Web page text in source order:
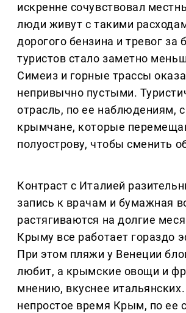
искренне сочувствовал
люди живут с такими
дорогого бензина и тревог за
туристов стало заметно
Симеиз и горные трассы
непривычно пустыми.
отрасль, по ее наблюдениям,
крымчане, которые
полуострову, чтобы сменить
Контраст с Италией
запись к врачам и бумажная
растягиваются на долгие
Крыму все работает гораздо
При этом пляжи у Венеции
любит, а крымские овощи и
мнению, вкуснее
непростое время Крым, по ее